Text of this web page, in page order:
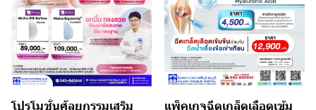
โปรโมชั่นศัลยกรรมเสริม
แพ็คเกจฉีดเกล็ดเลือดเข้ม